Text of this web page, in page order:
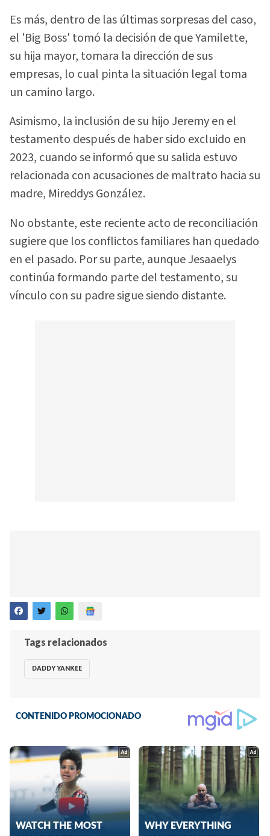
Es más, dentro de las últimas sorpresas del caso,
el 'Big Boss' tomó la decisión de que Yamilette,
su hija mayor, tomara la dirección de sus
empresas, lo cual pinta la situación legal toma
un camino largo.
Asimismo, la inclusión de su hijo Jeremy en el
testamento después de haber sido excluido en
2023, cuando se informó que su salida estuvo
relacionada con acusaciones de maltrato hacia su
madre, Mireddys González.
No obstante, este reciente acto de reconciliación
sugiere que los conflictos familiares han quedado
en el pasado. Por su parte, aunque Jesaaelys
continúa formando parte del testamento, su
vínculo con su padre sigue siendo distante.
Tags relacionados
DADDY YANKEE